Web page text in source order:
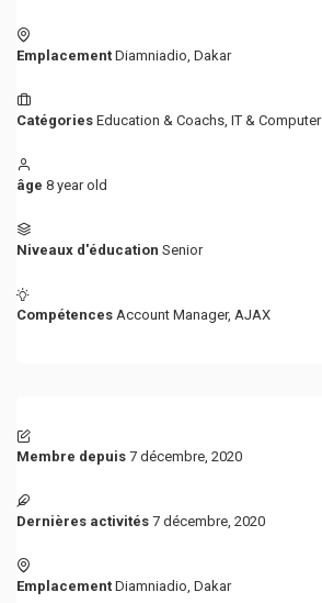
Emplacement Diamniadio, Dakar
Catégories Education & Coachs, IT & Computer
âge 8 year old
Niveaux d'éducation Senior
Compétences Account Manager, AJAX
Membre depuis 7 décembre, 2020
Dernières activités 7 décembre, 2020
Emplacement Diamniadio, Dakar